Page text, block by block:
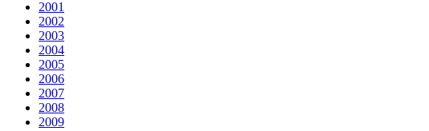
2001
2002
2003
2004
2005
2006
2007
2008
2009